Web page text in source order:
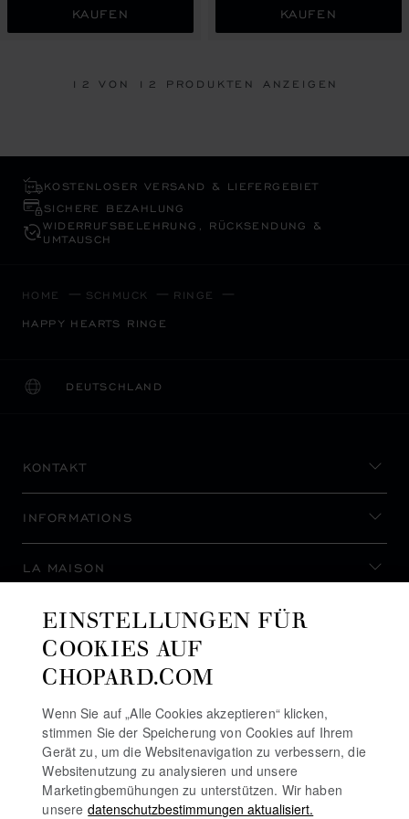
KAUFEN KAUFEN
12 VON 12 PRODUKTEN ANZEIGEN
KOSTENLOSER VERSAND & LIEFERGEBIET
SICHERE BEZAHLUNG
WIDERRUFS­BELEHRUNG, RÜCKSENDUNG &
UMTAUSCH
HOME SCHMUCK RINGE
HAPPY HEARTS RINGE
DEUTSCHLAND
LOKALISIERUNG (LAND ÄNDERN)
LAND ÄNDERN
KONTAKT
INFORMATIONS
LA MAISON
AUF DEM LAUFENDEN BLEIBEN
NEWSLETTER ABONNIEREN
EINSTELLUNGEN FÜR
COOKIES AUF
CHOPARD.COM
Wenn Sie auf „Alle Cookies akzeptieren“ klicken,
stimmen Sie der Speicherung von Cookies auf Ihrem
Gerät zu, um die Websitenavigation zu verbessern, die
Websitenutzung zu analysieren und unsere
Marketingbemühungen zu unterstützen. Wir haben
unsere datenschutzbestimmungen aktualisiert.